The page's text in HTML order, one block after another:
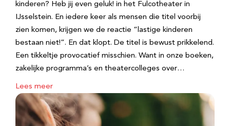
kinderen? Heb jij even geluk! in het Fulcotheater in
IJsselstein. En iedere keer als mensen die titel voorbij
zien komen, krijgen we de reactie “lastige kinderen
bestaan niet!”. En dat klopt. De titel is bewust prikkelend.
Een tikkeltje provocatief misschien. Want in onze boeken,
zakelijke programma’s en theatercolleges over…
Lees meer